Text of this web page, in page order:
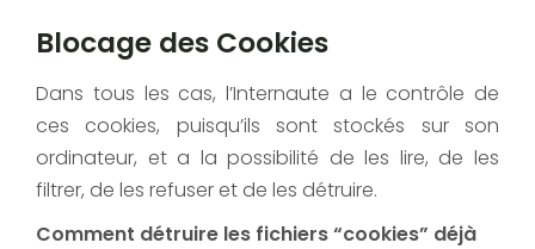
Blocage des Cookies
Dans tous les cas, l’Internaute a le contrôle de
ces cookies, puisqu’ils sont stockés sur son
ordinateur, et a la possibilité de les lire, de les
filtrer, de les refuser et de les détruire.
Comment détruire les fichiers “cookies” déjà